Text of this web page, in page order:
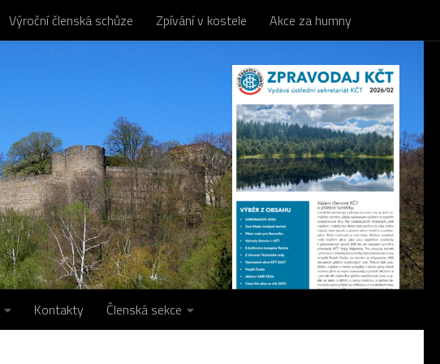
Výroční členská schůze Zpívání v kostele Akce za humny
Kontakty Členská sekce